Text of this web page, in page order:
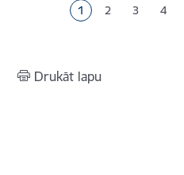
Pašreizējā lapa
1 Lapa
2 Lapa
3 Lapa
4
Drukāt lapu